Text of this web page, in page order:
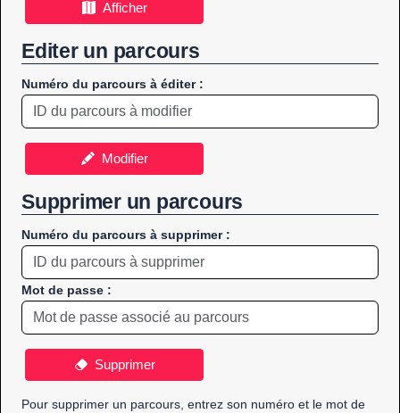
Afficher
Editer un parcours
Numéro du parcours à éditer :
Modifier
Supprimer un parcours
Numéro du parcours à supprimer :
Mot de passe :
Supprimer
Pour supprimer un parcours, entrez son numéro et le mot de